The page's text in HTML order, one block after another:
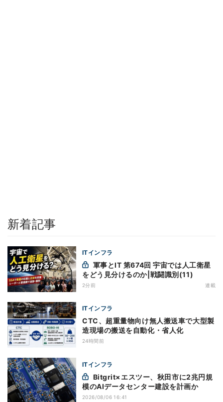
新着記事
ITインフラ
をどう見分けるのか|戦闘識別(11)
2分前 連載
ITインフラ
CTC、超重量物向け無人搬送車で大型製
造現場の搬送を自動化・省人化
24時間前
ITインフラ
模のAIデータセンター建設を計画か
2026/08/06 16:41